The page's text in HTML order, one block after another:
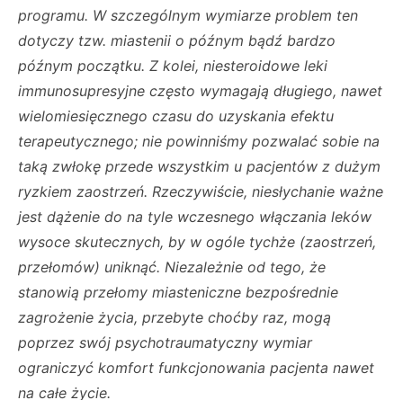
programu. W szczególnym wymiarze problem ten
dotyczy tzw. miastenii o późnym bądź bardzo
późnym początku. Z kolei, niesteroidowe leki
immunosupresyjne często wymagają długiego, nawet
wielomiesięcznego czasu do uzyskania efektu
terapeutycznego; nie powinniśmy pozwalać sobie na
taką zwłokę przede wszystkim u pacjentów z dużym
ryzkiem zaostrzeń. Rzeczywiście, niesłychanie ważne
jest dążenie do na tyle wczesnego włączania leków
wysoce skutecznych, by w ogóle tychże (zaostrzeń,
przełomów) uniknąć. Niezależnie od tego, że
stanowią przełomy miasteniczne bezpośrednie
zagrożenie życia, przebyte choćby raz, mogą
poprzez swój psychotraumatyczny wymiar
ograniczyć komfort funkcjonowania pacjenta nawet
na całe życie.